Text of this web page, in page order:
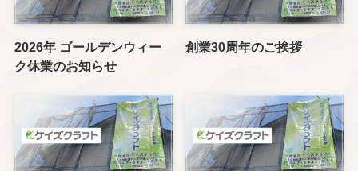
2026年 ゴールデンウィー
ク休業のお知らせ
創業30周年のご挨拶